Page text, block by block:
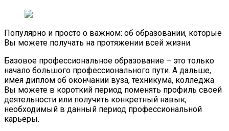
Популярно и просто о важном: об образовании, которые
Вы можете получать на протяжении всей жизни.
Базовое профессиональное образование – это только
начало большого профессионального пути. А дальше,
имея диплом об окончании вуза, техникума, колледжа
Вы можете в короткий период поменять профиль своей
деятельности или получить конкретный навык,
необходимый в данный период профессиональной
карьеры.